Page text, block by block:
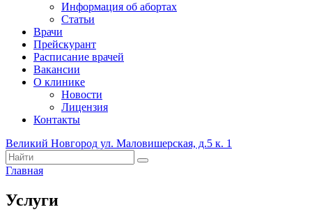
Информация об абортах
Статьи
Врачи
Прейскурант
Расписание врачей
Вакансии
О клинике
Новости
Лицензия
Контакты
Великий Новгород ул. Маловишерская, д.5 к. 1
Главная
Услуги